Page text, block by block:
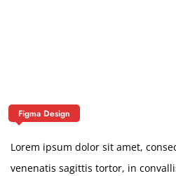
Figma Design
Lorem ipsum dolor sit amet,
venenatis sagittis tortor, in